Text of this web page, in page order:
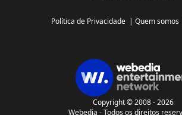
Política de Privacidade | Quem somos
Copyright © 2008 - 2026
Webedia - Todos os direitos